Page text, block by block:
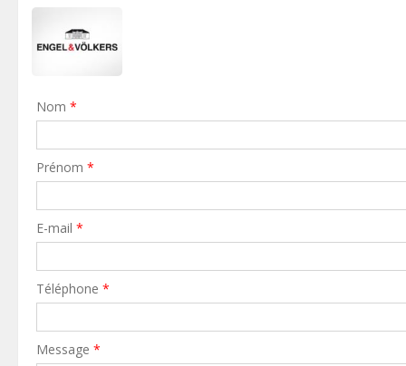
Nom *
Prénom *
E-mail *
Téléphone *
Message *